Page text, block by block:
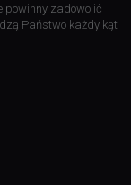
powinny zadowolić
Państwo każdy kąt